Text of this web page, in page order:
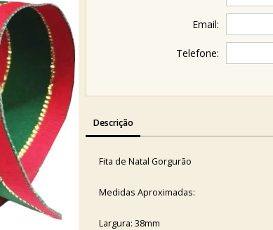
Email:
Telefone:
Descrição
Fita de Natal Gorgurão
Medidas Aproximadas:
Largura: 38mm